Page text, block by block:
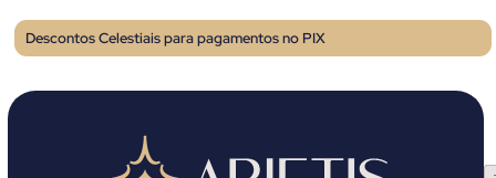
Descontos Celestiais para pagamentos no PIX